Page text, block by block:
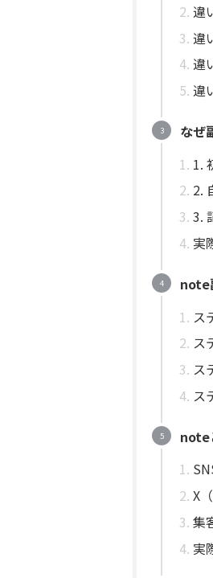
違
違
違
違
なぜ
1.
2.
3.
実
note
ス
ス
ス
ス
note
X
集
実